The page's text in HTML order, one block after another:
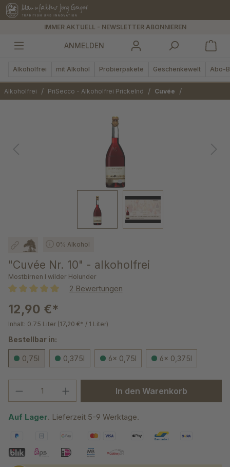
springen
IMMER AKTUELL - NEWSLETTER ABONNIEREN
ANMELDEN
Alkoholfrei mit Alkohol Probierpakete Geschenkewelt Abo-
Alkoholfrei / PriSecco - Alkoholfrei Prickelnd / Cuvée /
0% Alkohol
"Cuvée Nr. 10" - alkoholfrei
Mostbirnen l wilder Holunder
2 Bewertungen
12,90 €*
Inhalt: 0.75 Liter (17,20 €* / 1 Liter)
Bestellbar in:
0,75l 0,375l 6x 0,75l 6x 0,375l
Produkt Anzahl: Gib den gewünschten
In den Warenkorb
Auf Lager. Lieferzeit 5-9 Werktage.